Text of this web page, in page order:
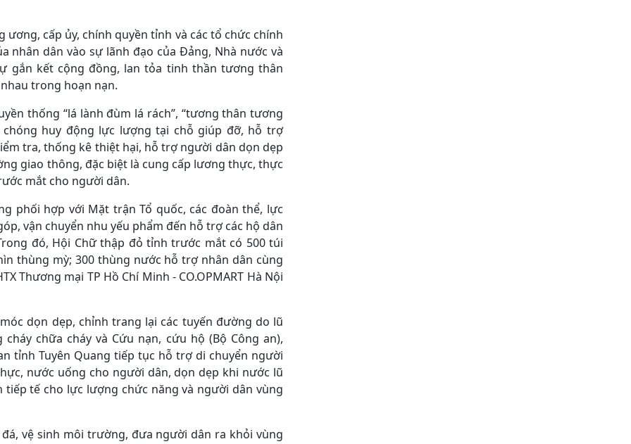
cấp ủy, chính quyền tỉnh và các tổ chức chính
nhân dân vào sự lãnh đạo của Đảng, Nhà nước và
gắn kết cộng đồng, lan tỏa tinh thần tương thân
trong hoạn nạn.
thống “lá lành đùm lá rách”, “tương thân tương
huy động lực lượng tại chỗ giúp đỡ, hỗ trợ
tra, thống kê thiệt hại, hỗ trợ người dân dọn dẹp
giao thông, đặc biệt là cung cấp lương thực, thực
mắt cho người dân.
phối hợp với Mặt trận Tổ quốc, các đoàn thể, lực
vận chuyển nhu yếu phẩm đến hỗ trợ các hộ dân
đó, Hội Chữ thập đỏ tỉnh trước mắt có 500 túi
thùng mỳ; 300 thùng nước hỗ trợ nhân dân cùng
Thương mại TP Hồ Chí Minh - CO.OPMART Hà Nội
dọn dẹp, chỉnh trang lại các tuyến đường do lũ
chữa cháy và Cứu nạn, cứu hộ (Bộ Công an),
tỉnh Tuyên Quang tiếp tục hỗ trợ di chuyển người
nước uống cho người dân, dọn dẹp khi nước lũ
tiếp tế cho lực lượng chức năng và người dân vùng
vệ sinh môi trường, đưa người dân ra khỏi vùng